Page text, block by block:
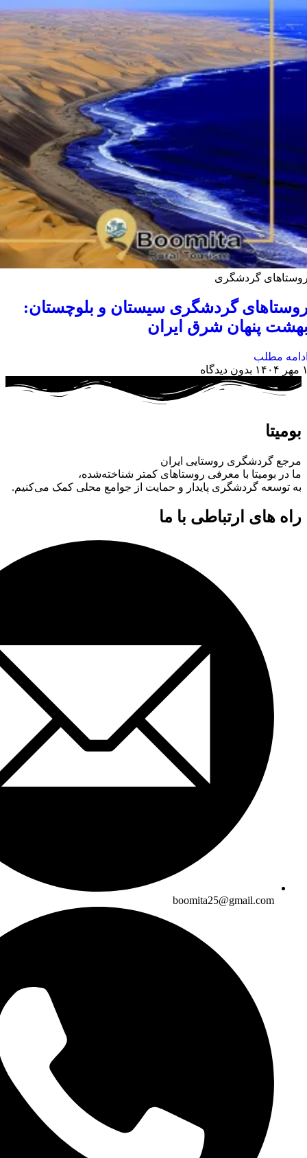
گردشگری
گردشگری سیستان و بلوچستان:
پنهان شرق ایران
مطلب
بدون دیدگاه
بومیتا
مرجع گردشگری روستایی ایران
ما در بومیتا با معرفی روستاهای کمتر شناخته‌شده،
به توسعه گردشگری پایدار و حمایت از جوامع محلی کمک می‌کنیم.
راه های ارتباطی با ما
boomita25@gmail.com